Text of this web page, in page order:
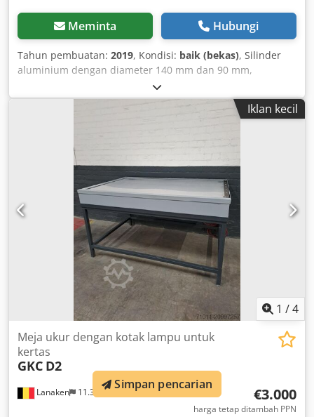
Meminta Hubungi
Tahun pembuatan: 2019, Kondisi: baik (bekas), Silinder
aluminium dengan diameter 140 mm dan 90 mm,
ketebalan dinding 5 mm; cincin penjepit mengamankan
ujung poros 50 mm yang dikecilkan menjadi 45 mm;
panjang tabung: minimal 2720 mm, maksimal 2800 mm. 27
mm. Harga berlaku untuk jumlah total. Csdpfx Aaoy Nc H
Iklan kecil
1 /4
Lanaken 11.359 km
Meja ukur dengan kotak lampu untuk
kertas
GKC D2
€3.000
harga tetap ditambah PPN
Simpan pencarian